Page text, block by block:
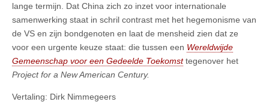
lange termijn. Dat China zich zo inzet voor internationale
samenwerking staat in schril contrast met het hegemonisme van
de VS en zijn bondgenoten en laat de mensheid zien dat ze
voor een urgente keuze staat: die tussen een Wereldwijde
Gemeenschap voor een Gedeelde Toekomsttegenover het
Project for a New American Century.
Vertaling: Dirk Nimmegeers